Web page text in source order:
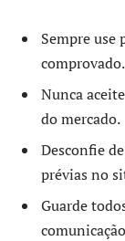
Sempre use
comprovado.
Nunca
do mercado.
Desconfie
prévias no
Guarde